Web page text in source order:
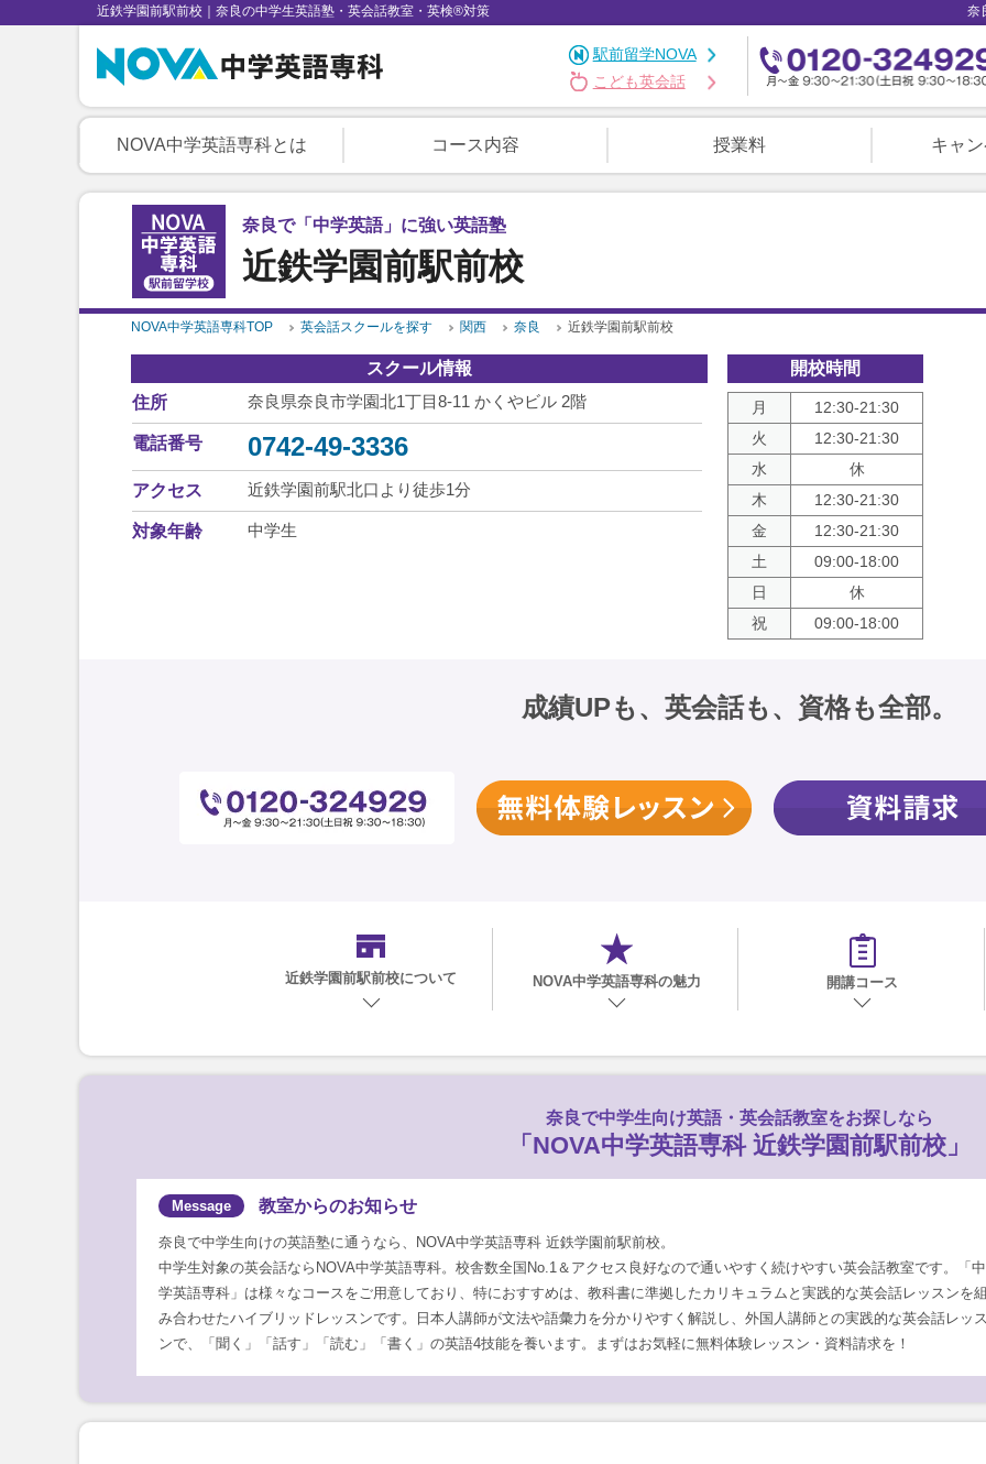
近鉄学園前駅前校｜奈良の中学生英語塾・英会話教室・英検®対策 奈
駅前留学NOVA
こども英会話
NOVA中学英語専科とは コース内容 授業料 キャ
近鉄学園前駅前校
奈良で「中学英語」に強い英語塾
NOVA中学英語専科TOP 英会話スクールを探す 関西 奈良 近鉄学園前駅前校
スクール情報
住所
奈良県奈良市学園北1丁目8-11 かくやビル 2階
電話番号 0742-49-3336
アクセス 近鉄学園前駅北口より徒歩1分
対象年齢 中学生
開校時間
月
12:30-21:30
火
12:30-21:30
水
休
木
12:30-21:30
金
12:30-21:30
土
09:00-18:00
日
休
祝
09:00-18:00
成績UPも、英会話も、資格も全部。
近鉄学園前駅前校について NOVA中学英語専科の魅力 開講コース
奈良で中学生向け英語・英会話教室をお探しなら
「NOVA中学英語専科 近鉄学園前駅前校」
教室からのお知らせ
奈良で中学生向けの英語塾に通うなら、NOVA中学英語専科 近鉄学園前駅前校。
中学生対象の英会話ならNOVA中学英語専科。校舎数全国No.1＆アクセス良好なので通いやすく続けやすい英会話教室です。「中
学英語専科」は様々なコースをご用意しており、特におすすめは、教科書に準拠したカリキュラムと実践的な英会話レッスンを
み合わせたハイブリッドレッスンです。日本人講師が文法や語彙力を分かりやすく解説し、外国人講師との実践的な英会話レッ
ンで、「聞く」「話す」「読む」「書く」の英語4技能を養います。まずはお気軽に無料体験レッスン・資料請求を！